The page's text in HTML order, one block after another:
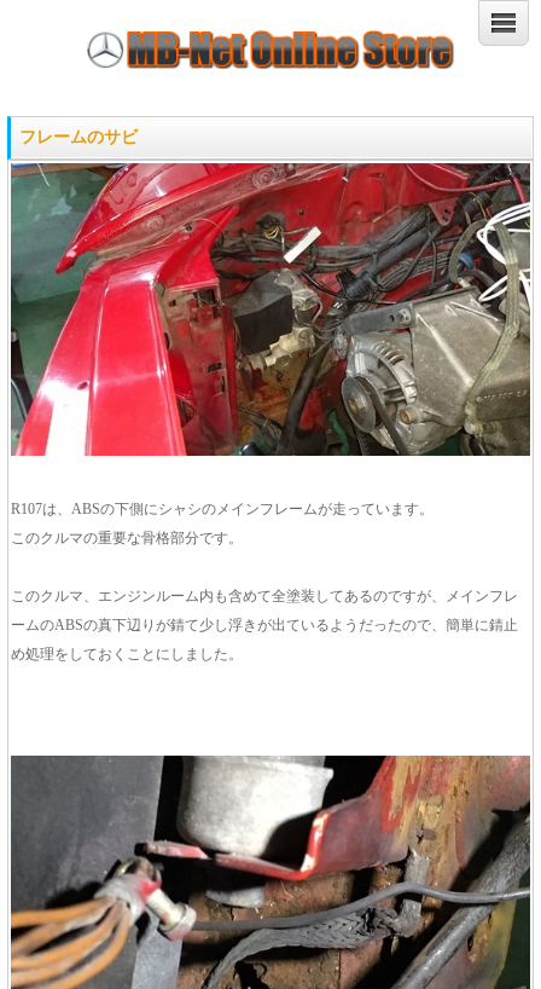
フレームのサビ
R107は、ABSの下側にシャシのメインフレームが走っています。
このクルマの重要な骨格部分です。
このクルマ、エンジンルーム内も含めて全塗装してあるのですが、メインフレ
ームのABSの真下辺りが錆て少し浮きが出ているようだったので、簡単に錆止
め処理をしておくことにしました。